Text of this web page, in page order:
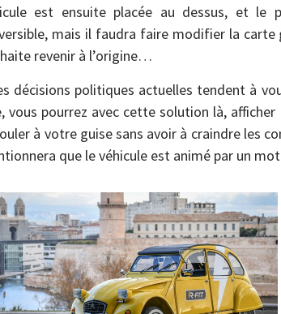
est ensuite placée au dessus, et le
mais il faudra faire modifier la
revenir à l’origine…
décisions politiques actuelles tendent à
vous pourrez avec cette solution là,
à votre guise sans avoir à craindre les
que le véhicule est animé par un